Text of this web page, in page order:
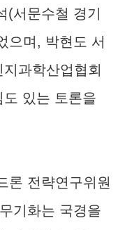
서문수철 경기
으며, 박현도 서
과학산업협회
있는 토론을
론 전략연구위원
기화는 국경을